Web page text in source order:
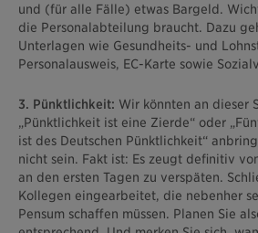
und (für alle Fälle) etwas Bargeld.
die Personalabteilung braucht. Dazu
Unterlagen wie Gesundheits- und
Personalausweis, EC-Karte sowie
3. Pünktlichkeit: Wir könnten an dieser
„Pünktlichkeit ist eine Zierde“ oder
ist des Deutschen Pünktlichkeit“
nicht sein. Fakt ist: Es zeugt definitiv
an den ersten Tagen zu verspäten.
Kollegen eingearbeitet, die nebenher
Pensum schaffen müssen. Planen Sie